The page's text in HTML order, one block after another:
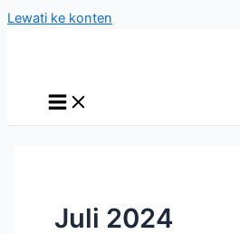
Lewati ke konten
Juli 2024